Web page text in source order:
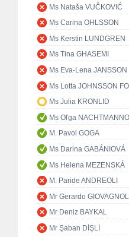
Ms Nataša VUČKOVIĆ
Ms Carina OHLSSON
Ms Kerstin LUNDGREN
Ms Tina GHASEMI
Ms Eva-Lena JANSSON
Ms Lotta JOHNSSON
Ms Julia KRONLID
Ms Oľga
M. Pavol GOGA
Ms Darina GABÁNIOVÁ
Ms Helena MEZENSKÁ
M. Paride ANDREOLI
Mr Gerardo
Mr Deniz BAYKAL
Mr Şaban DİŞLİ